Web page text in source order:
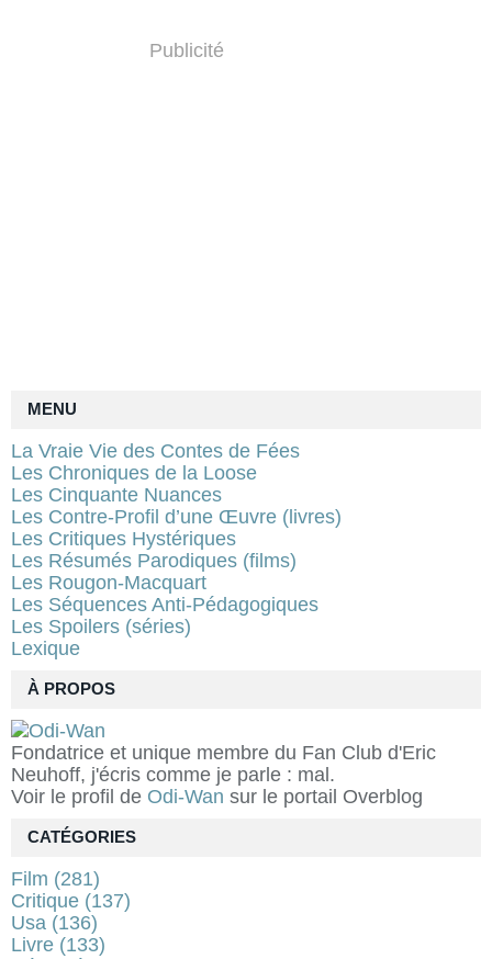
À PROPOS
Fondatrice et unique membre du Fan Club d'Eric
Neuhoff, j'écris comme je parle : mal.
Voir le profil de Odi-Wan sur le portail Overblog
Publicité
MENU
La Vraie Vie des Contes de Fées
Les Chroniques de la Loose
Les Cinquante Nuances
Les Contre-Profil d’une Œuvre (livres)
Les Critiques Hystériques
Les Résumés Parodiques (films)
Les Rougon-Macquart
Les Séquences Anti-Pédagogiques
Les Spoilers (séries)
Lexique
CATÉGORIES
Film (281)
Critique (137)
Usa (136)
Livre (133)